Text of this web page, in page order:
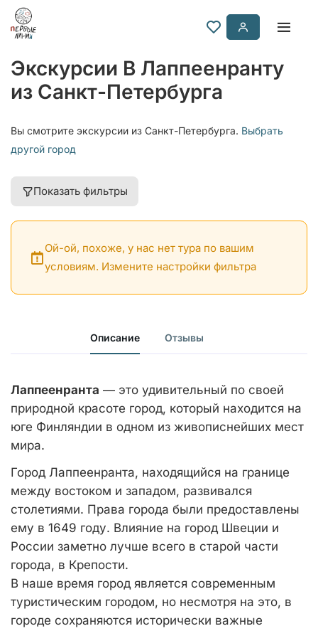
Экскурсии В Лаппеенранту
из Санкт-Петербурга
Вы смотрите экскурсии из Санкт-Петербурга. Выбрать
другой город
Показать фильтры
Ой-ой, похоже, у нас нет тура по вашим
условиям. Измените настройки фильтра
Описание Отзывы
Лаппеенранта — это удивительный по своей
природной красоте город, который находится на
юге Финляндии в одном из живописнейших мест
мира.
Город Лаппеенранта, находящийся на границе
между востоком и западом, развивался
столетиями. Права города были предоставлены
ему в 1649 году. Влияние на город Швеции и
России заметно лучше всего в старой части
города, в Крепости.
В наше время город является современным
туристическим городом, но несмотря на это, в
городе сохраняются исторически важные